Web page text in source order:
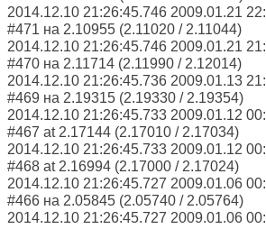
2014.12.10 21:26:45.746 2009.01.21
#471 на 2.10955 (2.11020 / 2.11044)
2014.12.10 21:26:45.746 2009.01.21
#470 на 2.11714 (2.11990 / 2.12014)
2014.12.10 21:26:45.736 2009.01.13
#469 на 2.19315 (2.19330 / 2.19354)
2014.12.10 21:26:45.733 2009.01.12
#467 at 2.17144 (2.17010 / 2.17034)
2014.12.10 21:26:45.733 2009.01.12
#468 at 2.16994 (2.17000 / 2.17024)
2014.12.10 21:26:45.727 2009.01.06
#466 на 2.05845 (2.05740 / 2.05764)
2014.12.10 21:26:45.727 2009.01.06